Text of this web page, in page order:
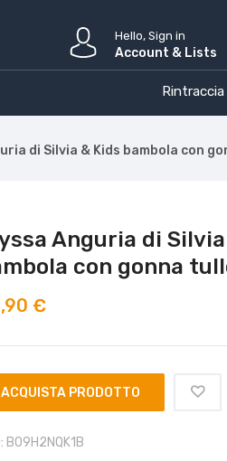
Hello, Sign in
Account & Lists
Rintraccia
di Silvia & Kids bambola con
Anguria di
con gonna
€
ACQUISTA PRODOTTO
B09H2NQK1B